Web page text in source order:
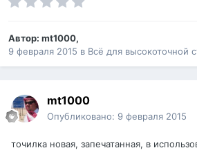
Автор: mt1000,
9 февраля 2015 в Всё для высокоточной
mt1000
Опубликовано: 9 февраля 2015
точилка новая, запечатанная, в